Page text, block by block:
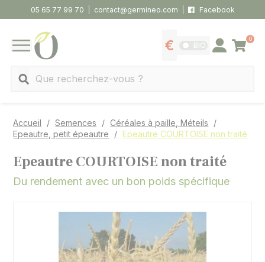
05 65 77 99 70 contact@germineo.com Facebook
MENU
Afficher les tarifs
BIO Se connecter
0
Panier
Accueil Semences
Céréales à paille, Méteils
Epeautre, petit épeautre
Epeautre COURTOISE non traité
Epeautre COURTOISE non traité
Du rendement avec un bon poids spécifique
Panneau de gestion des cookies